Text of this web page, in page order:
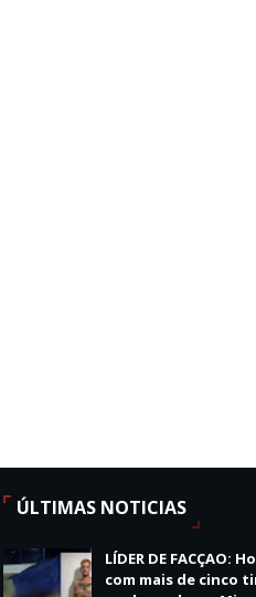
ÚLTIMAS NOTICIAS
LÍDER DE FACÇAO:
com mais de cinco